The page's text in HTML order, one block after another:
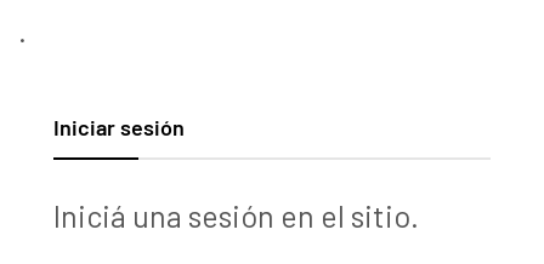
.
Iniciar sesión
Iniciá una sesión en el sitio.